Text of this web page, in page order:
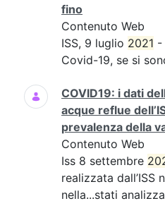
fino
Contenuto Web
ISS, 9 luglio 2021 -
Covid-19, se si
COVID19: i dati
acque reflue
prevalenza della
Contenuto Web
Iss 8 settembre
realizzata dall’ISS
nella...stati